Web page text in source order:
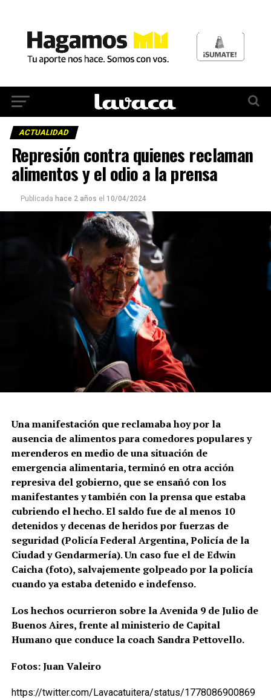
ACTUALIDAD
Represión contra quienes reclaman
alimentos y el odio a la prensa
Publicada hace 2 años el 10/04/2024
Una manifestación que reclamaba hoy por la
ausencia de alimentos para comedores populares y
merenderos en medio de una situación de
emergencia alimentaria, terminó en otra acción
represiva del gobierno, que se ensañó con los
manifestantes y también con la prensa que estaba
cubriendo el hecho. El saldo fue de al menos 10
detenidos y decenas de heridos por fuerzas de
seguridad (Policía Federal Argentina, Policía de la
Ciudad y Gendarmería).Un caso fue el de Edwin
Caicha (foto), salvajemente golpeado por la policía
cuando ya estaba detenido e indefenso.
Los hechos ocurrieron sobre la Avenida 9 de Julio de
Buenos Aires, frente al ministerio de Capital
Humano que conduce la coach Sandra Pettovello.
Fotos: Juan Valeiro
https://twitter.com/Lavacatuitera/status/1778086900869